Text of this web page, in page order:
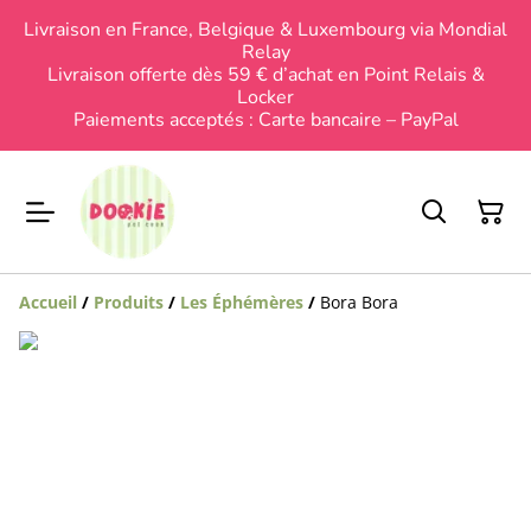
Livraison en France, Belgique & Luxembourg via Mondial
Relay
Livraison offerte dès 59 € d’achat en Point Relais &
Locker
Paiements acceptés : Carte bancaire – PayPal
Accueil / Produits / Les Éphémères / Bora Bora